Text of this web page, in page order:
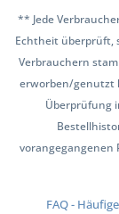
** Jede
Echtheit überprüft,
Verbrauchern
erworben/genutzt
Überprüfung
vorangegangenen
FAQ -